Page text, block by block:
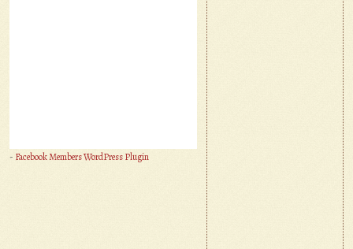
- Facebook Members WordPress Plugin